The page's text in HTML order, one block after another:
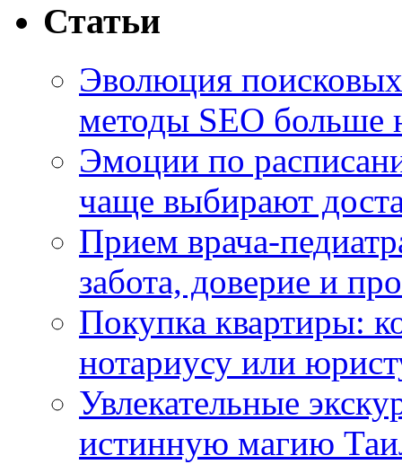
Статьи
Эволюция
методы SEO больше
Эмоции по
чаще выбирают
Прием врача-
забота, доверие и
Покупка квартиры:
нотариусу или
Увлекательные
истинную магию